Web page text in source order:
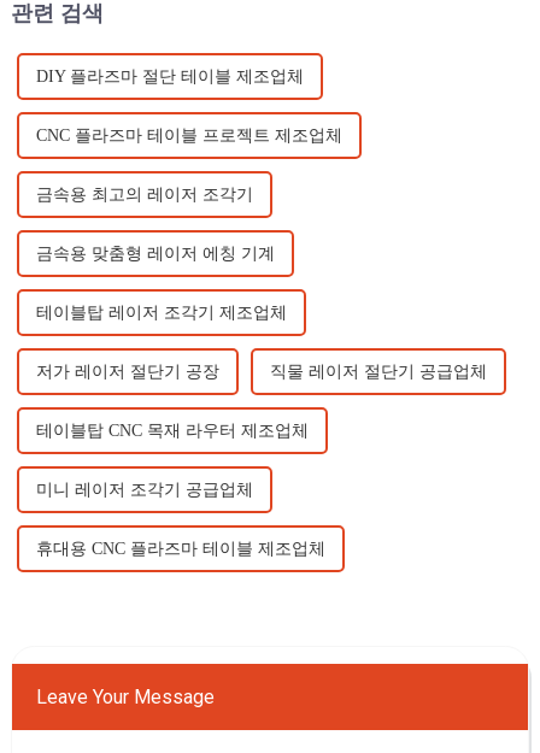
관련 검색
DIY 플라즈마 절단 테이블 제조업체
CNC 플라즈마 테이블 프로젝트 제조업체
금속용 최고의 레이저 조각기
금속용 맞춤형 레이저 에칭 기계
테이블탑 레이저 조각기 제조업체
저가 레이저 절단기 공장 직물 레이저 절단기 공급업체
테이블탑 CNC 목재 라우터 제조업체
미니 레이저 조각기 공급업체
휴대용 CNC 플라즈마 테이블 제조업체
Leave Your Message